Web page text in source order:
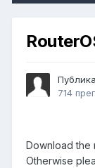
714
Download the
Otherwise